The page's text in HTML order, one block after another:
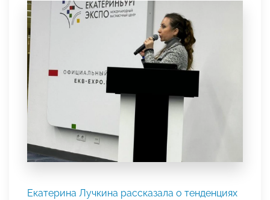
Екатерина Лучкина рассказала о тенденциях